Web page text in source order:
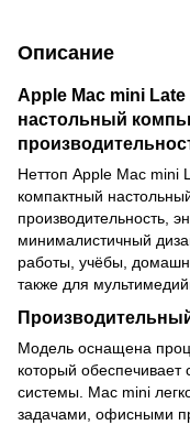
Описание
Apple Mac mini
настольный
Неттоп Apple Mac
компактный
производительность,
минималистичный
работы, учёбы,
также для
Модель оснащена
который
системы. Mac mini
задачами, офисными